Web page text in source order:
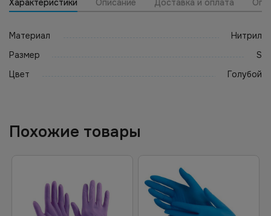
Характеристики Описание Доставка и оплата
Материал
Нитрил
Размер
S
Цвет
Голубой
Похожие товары